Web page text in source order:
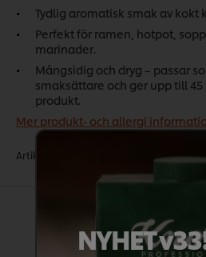
Tydlig aromatisk smak av kokt
Perfekt för ramen, hotpot,
marinader.
Mångsidig och dryg – passar
smaksättare och ger upp till
produkt.
Mer produkt- och allergi
Artikelnr: 8721317710216•
NYHET